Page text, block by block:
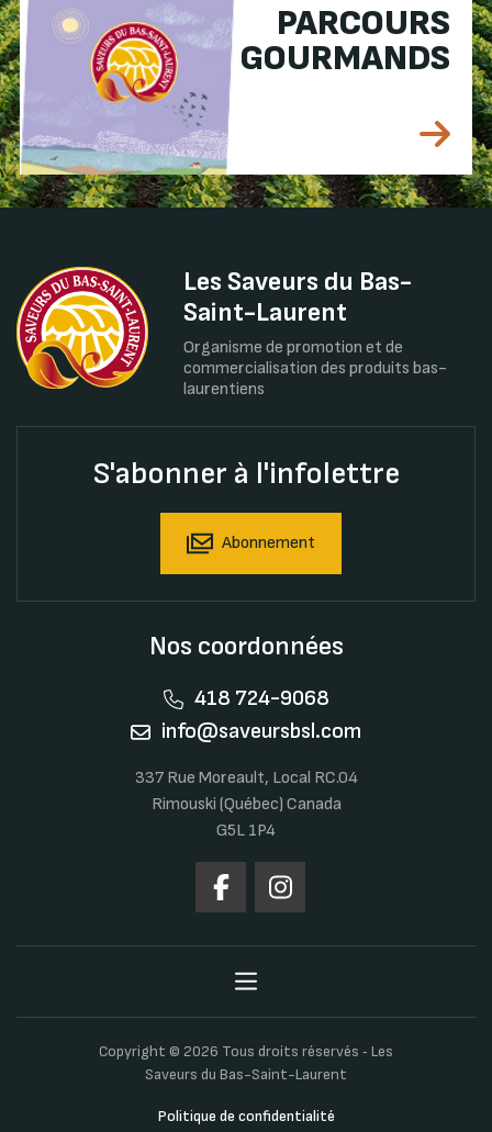
PARCOURS
GOURMANDS
Les Saveurs du Bas-
Saint-Laurent
Organisme de promotion et de
commercialisation des produits bas-
laurentiens
S'abonner à l'infolettre
Abonnement
Nos coordonnées
418 724-9068
info@saveursbsl.com
337 Rue Moreault, Local RC.04
Rimouski (Québec) Canada
G5L 1P4
Copyright © 2026 Tous droits réservés ‐ Les
Saveurs du Bas-Saint-Laurent
Politique de confidentialité